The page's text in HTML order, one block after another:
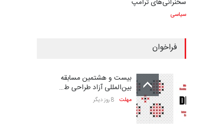
سخنرانی‌های ترامپ
سیاسی
فراخوان
بیست و هشتمین مسابقه
بین‌المللی آزاد طراحی ط…
مهلت 8 روز دیگر